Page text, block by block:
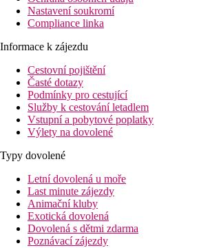
Nastavení soukromí
Compliance linka
Informace k zájezdu
Cestovní pojištění
Časté dotazy
Podmínky pro cestující
Služby k cestování letadlem
Vstupní a pobytové poplatky
Výlety na dovolené
Typy dovolené
Letní dovolená u moře
Last minute zájezdy
Animační kluby
Exotická dovolená
Dovolená s dětmi zdarma
Poznávací zájezdy